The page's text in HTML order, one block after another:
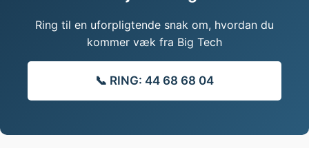
Ring til en uforpligtende snak om, hvordan du
kommer væk fra Big Tech
📞 RING: 44 68 68 04